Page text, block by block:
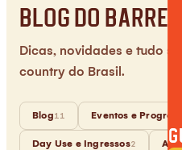
Blog do
Dicas, novidades e tudo
country do Brasil.
Blog11 Eventos e
Day Use e Ingressos2